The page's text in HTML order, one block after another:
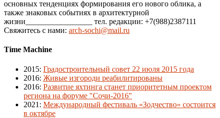
основных тенденциях формирования его нового облика, а
также знаковых событиях в архитектурной
жизни_________________ тел. редакции: +7(988)2387111
Свяжитесь с нами: arch-sochi@mail.ru
Time Machine
2015: Градостроительный совет 22 июля 2015 года
2016: Живые изгороди реабилитированы
2016: Развитие яхтинга станет приоритетным проектом
региона на форуме "Сочи-2016"
2021 : Международный фестиваль «Зодчество» состоится
в октябре